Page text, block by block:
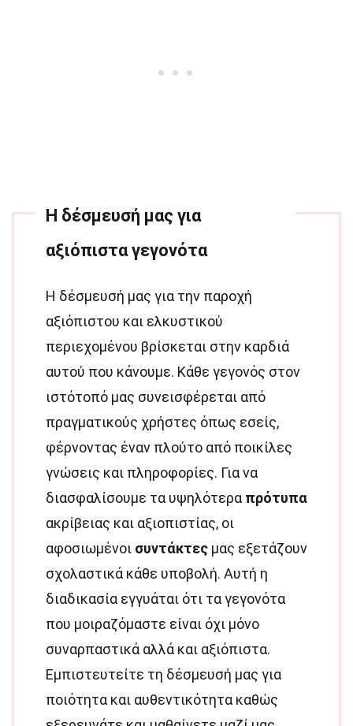
Η δέσμευσή μας για
αξιόπιστα γεγονότα
Η δέσμευσή μας για την παροχή
αξιόπιστου και ελκυστικού
περιεχομένου βρίσκεται στην καρδιά
αυτού που κάνουμε. Κάθε γεγονός στον
ιστότοπό μας συνεισφέρεται από
πραγματικούς χρήστες όπως εσείς,
φέρνοντας έναν πλούτο από ποικίλες
γνώσεις και πληροφορίες. Για να
διασφαλίσουμε τα υψηλότερα πρότυπα
ακρίβειας και αξιοπιστίας, οι
αφοσιωμένοι συντάκτες μας εξετάζουν
σχολαστικά κάθε υποβολή. Αυτή η
διαδικασία εγγυάται ότι τα γεγονότα
που μοιραζόμαστε είναι όχι μόνο
συναρπαστικά αλλά και αξιόπιστα.
Εμπιστευτείτε τη δέσμευσή μας για
ποιότητα και αυθεντικότητα καθώς